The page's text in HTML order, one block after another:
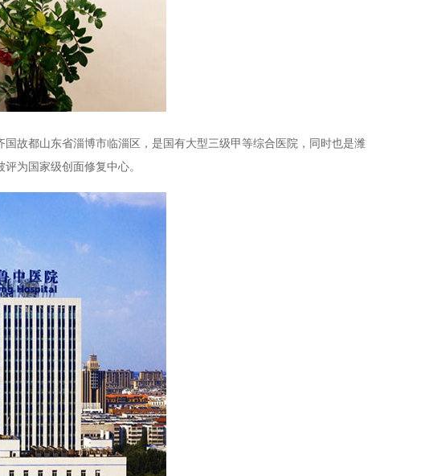
都山东省淄博市临淄区，是国有大型三级甲等综合医院，同时也是潍
为国家级创面修复中心。